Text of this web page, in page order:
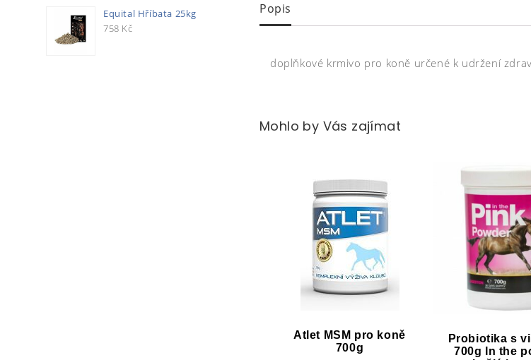
Popis
doplňkové krmivo pro koně určené k udržení
Mohlo by Vás zajímat
Atlet MSM pro koně
700g
Probiotika s
700g In the
Equital Hříbata 25kg
758 Kč